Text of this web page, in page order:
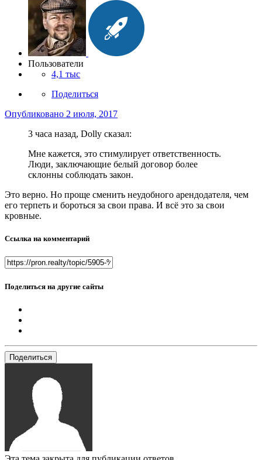
Пользователи
4,1 тыс
Поделиться
Опубликовано 2 июля, 2017
3 часа назад, Dolly сказал:
Мне кажется, это стимулирует ответственность.
Люди, заключающие белый договор более
склонны соблюдать закон.
Это верно. Но проще сменить неудобного арендодателя, чем
его терпеть и бороться за свои права. И всё это за свои
кровные.
Ссылка на комментарий
Поделиться на другие сайты
Поделиться